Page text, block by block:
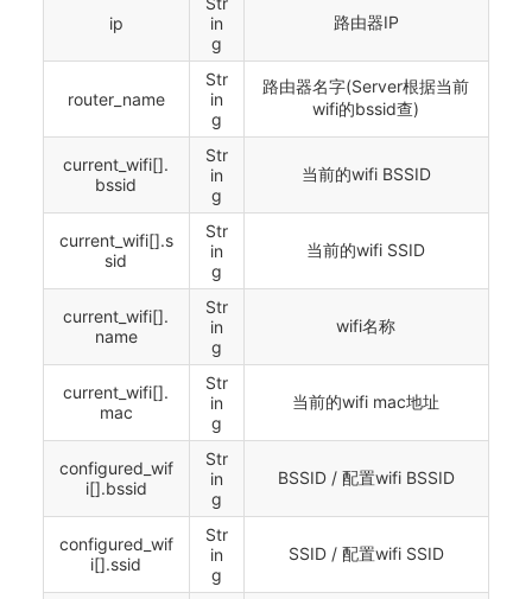
ip
in
g
路由器IP
router_name
Str
in
g
路由器名字(Server根据当前
wifi的bssid查)
current_wifi[].
bssid
Str
in
g
当前的wifi BSSID
current_wifi[].s
sid
Str
in
g
当前的wifi SSID
current_wifi[].
name
Str
in
g
wifi名称
current_wifi[].
mac
Str
in
g
当前的wifi mac地址
configured_wif
i[].bssid
Str
in
g
BSSID / 配置wifi BSSID
configured_wif
i[].ssid
Str
in
g
SSID / 配置wifi SSID